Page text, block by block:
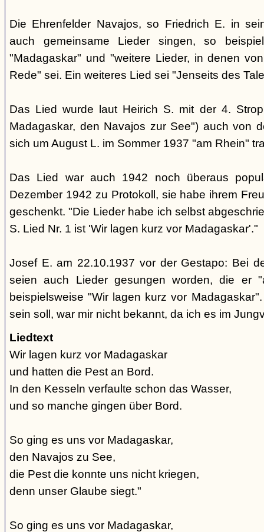
Die Ehrenfelder Navajos, so Friedrich E. in
auch gemeinsame Lieder singen, so
"Madagaskar" und "weitere Lieder, in denen
Rede" sei. Ein weiteres Lied sei "Jenseits des
Das Lied wurde laut Heirich S. mit der 4.
Madagaskar, den Navajos zur See") auch von
sich um August L. im Sommer 1937 "am Rhein"
Das Lied war auch 1942 noch überaus
Dezember 1942 zu Protokoll, sie habe ihrem
geschenkt. "Die Lieder habe ich selbst
S. Lied Nr. 1 ist 'Wir lagen kurz vor Madagaskar'."
Josef E. am 22.10.1937 vor der Gestapo: Bei
seien auch Lieder gesungen worden, die er
beispielsweise "Wir lagen kurz vor
sein soll, war mir nicht bekannt, da ich es im
Liedtext
Wir lagen kurz vor Madagaskar
und hatten die Pest an Bord.
In den Kesseln verfaulte schon das Wasser,
und so manche gingen über Bord.
So ging es uns vor Madagaskar,
den Navajos zu See,
die Pest die konnte uns nicht kriegen,
denn unser Glaube siegt."
So ging es uns vor Madagaskar,